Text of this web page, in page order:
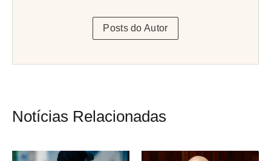
Posts do Autor
Notícias Relacionadas